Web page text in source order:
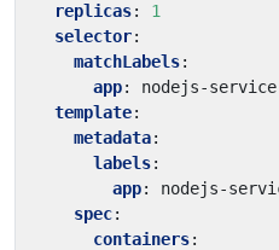
replicas:
1
selector:
matchLabels:
app:
nodejs-service
template:
metadata:
labels:
app:
nodejs-
spec:
containers: